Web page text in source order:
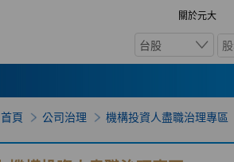
關於元大
台股
首頁 公司治理 機構投資人盡職治理專區